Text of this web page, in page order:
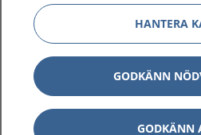
Logga in för att läsa din
vårdärenden. Ring
sjukvårdsrådgivning dygnet
1177 ger dig råd när du vill
HANTERA
GODKÄNN
GODKÄNN